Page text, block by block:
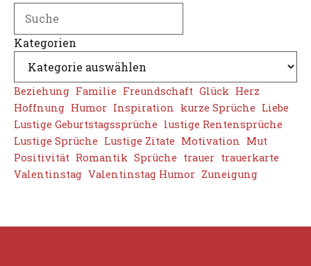
Search
Kategorien
Beziehung Familie Freundschaft Glück Herz
Hoffnung Humor Inspiration kurze Sprüche Liebe
Lustige Geburtstagssprüche lustige Rentensprüche
Lustige Sprüche Lustige Zitate Motivation Mut
Positivität Romantik Sprüche trauer trauerkarte
Valentinstag Valentinstag Humor Zuneigung